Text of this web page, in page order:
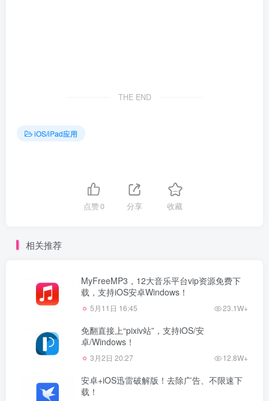
THE END
iOS/iPad应用
点赞0 分享 收藏
相关推荐
MyFreeMP3，12大音乐平台vip资源免费下
载，支持iOS安卓Windows！
5月11日 16:45 23.1W+
免翻直接上“pixiv站”，支持iOS/安
卓/Windows！
3月2日 20:27 12.8W+
安卓+iOS迅雷破解版！去除广告、不限速下
载！